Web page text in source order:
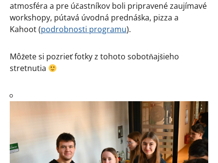
atmosféra a pre účastníkov boli pripravené zaujímavé
workshopy, pútavá úvodná prednáška, pizza a
Kahoot (podrobnosti programu).
Môžete si pozrieť fotky z tohoto sobotňajšieho
stretnutia